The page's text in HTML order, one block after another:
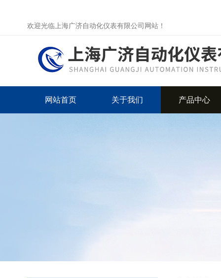
欢迎光临上海广济自动化仪表有限公司网站！
网站首页 关于我们 产品中心